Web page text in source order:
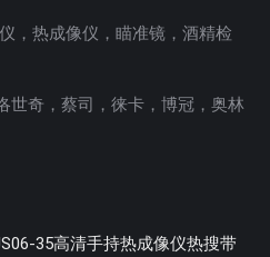
，热成像仪，瞄准镜，酒精检
世奇，蔡司，徕卡，博冠，奥林
35高清手持热成像仪热搜带